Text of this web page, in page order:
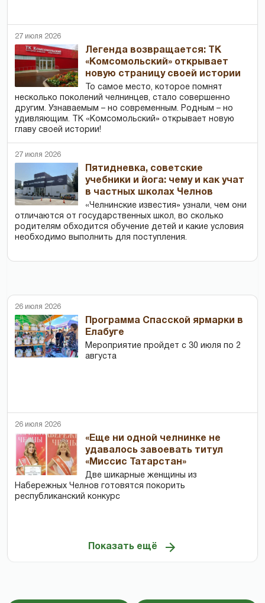
27 июля 2026
Легенда возвращается: ТК
«Комсомольский» открывает
новую страницу своей истории
То самое место, которое помнят
несколько поколений челнинцев, стало совершенно
другим. Узнаваемым – но современным. Родным – но
удивляющим. ТК «Комсомольский» открывает новую
главу своей истории!
27 июля 2026
Пятидневка, советские
учебники и йога: чему и как учат
в частных школах Челнов
«Челнинские известия» узнали, чем они
отличаются от государственных школ, во сколько
родителям обходится обучение детей и какие условия
необходимо выполнить для поступления.
26 июля 2026
Программа Спасской ярмарки в
Елабуге
Мероприятие пройдет с 30 июля по 2
августа
26 июля 2026
«Еще ни одной челнинке не
удавалось завоевать титул
«Миссис Татарстан»
Две шикарные женщины из
Набережных Челнов готовятся покорить
республиканский конкурс
Показать ещё